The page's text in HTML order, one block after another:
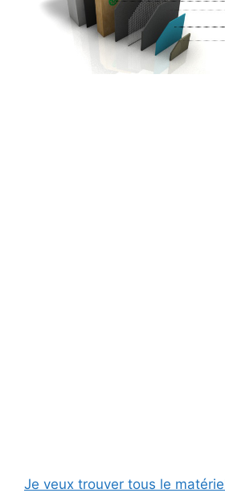
Je veux trouver tous le